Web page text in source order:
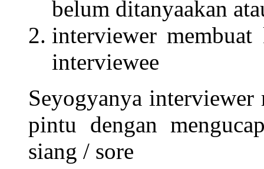
belum ditanyaakan
interviewer
interviewee
Seyogyanya interviewer
pintu dengan
siang / sore